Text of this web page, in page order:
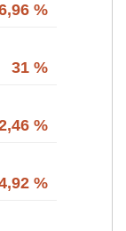
%
31 %
%
%